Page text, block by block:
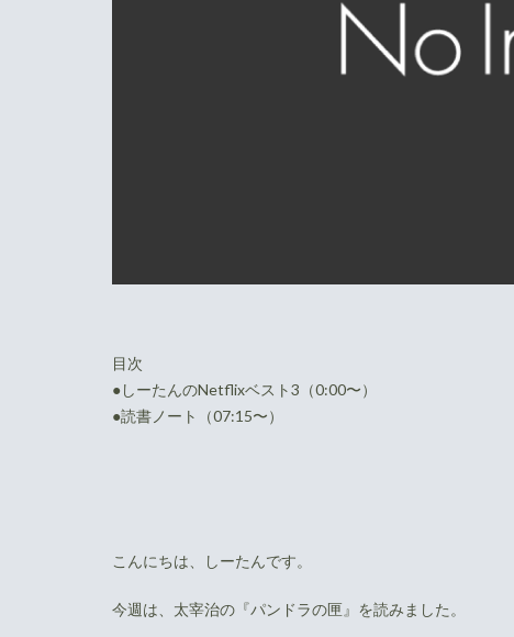
目次
●しーたんのNetflixベスト3（0:00〜）
●読書ノート（07:15〜）
こんにちは、しーたんです。
今週は、太宰治の『パンドラの匣』を読みました。